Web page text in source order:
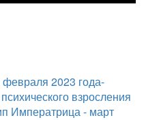
февраля 2023 года-
взросления
Императрица - март